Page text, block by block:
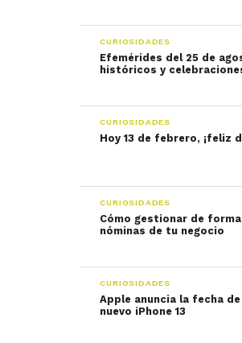
CURIOSIDADES
Efemérides del 25 de
históricos y
CURIOSIDADES
Hoy 13 de febrero, ¡feliz
CURIOSIDADES
Cómo gestionar de
nóminas de tu negocio
CURIOSIDADES
Apple anuncia la fecha
nuevo iPhone 13